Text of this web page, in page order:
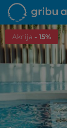
Akcija - 15%